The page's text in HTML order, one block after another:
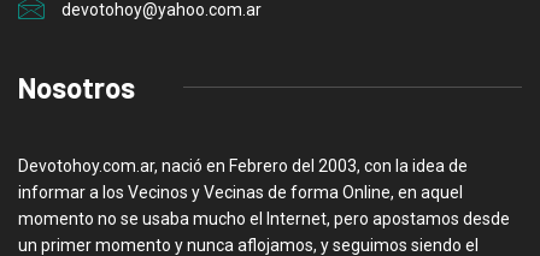
devotohoy@yahoo.com.ar
Nosotros
Devotohoy.com.ar, nació en Febrero del 2003, con la idea de
informar a los Vecinos y Vecinas de forma Online, en aquel
momento no se usaba mucho el Internet, pero apostamos desde
un primer momento y nunca aflojamos, y seguimos siendo el